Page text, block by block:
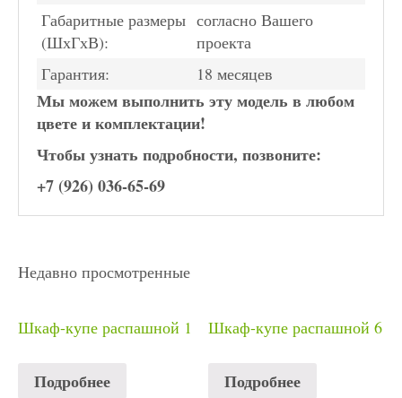
Габаритные размеры
(ШхГхВ):
согласно Вашего
проекта
Гарантия:
18 месяцев
Мы можем выполнить эту модель в любом
цвете и комплектации!
Чтобы узнать подробности, позвоните:
+7 (926) 036-65-69
Недавно просмотренные
Шкаф-купе распашной 1
Подробнее
Шкаф-купе распашной 6
Подробнее